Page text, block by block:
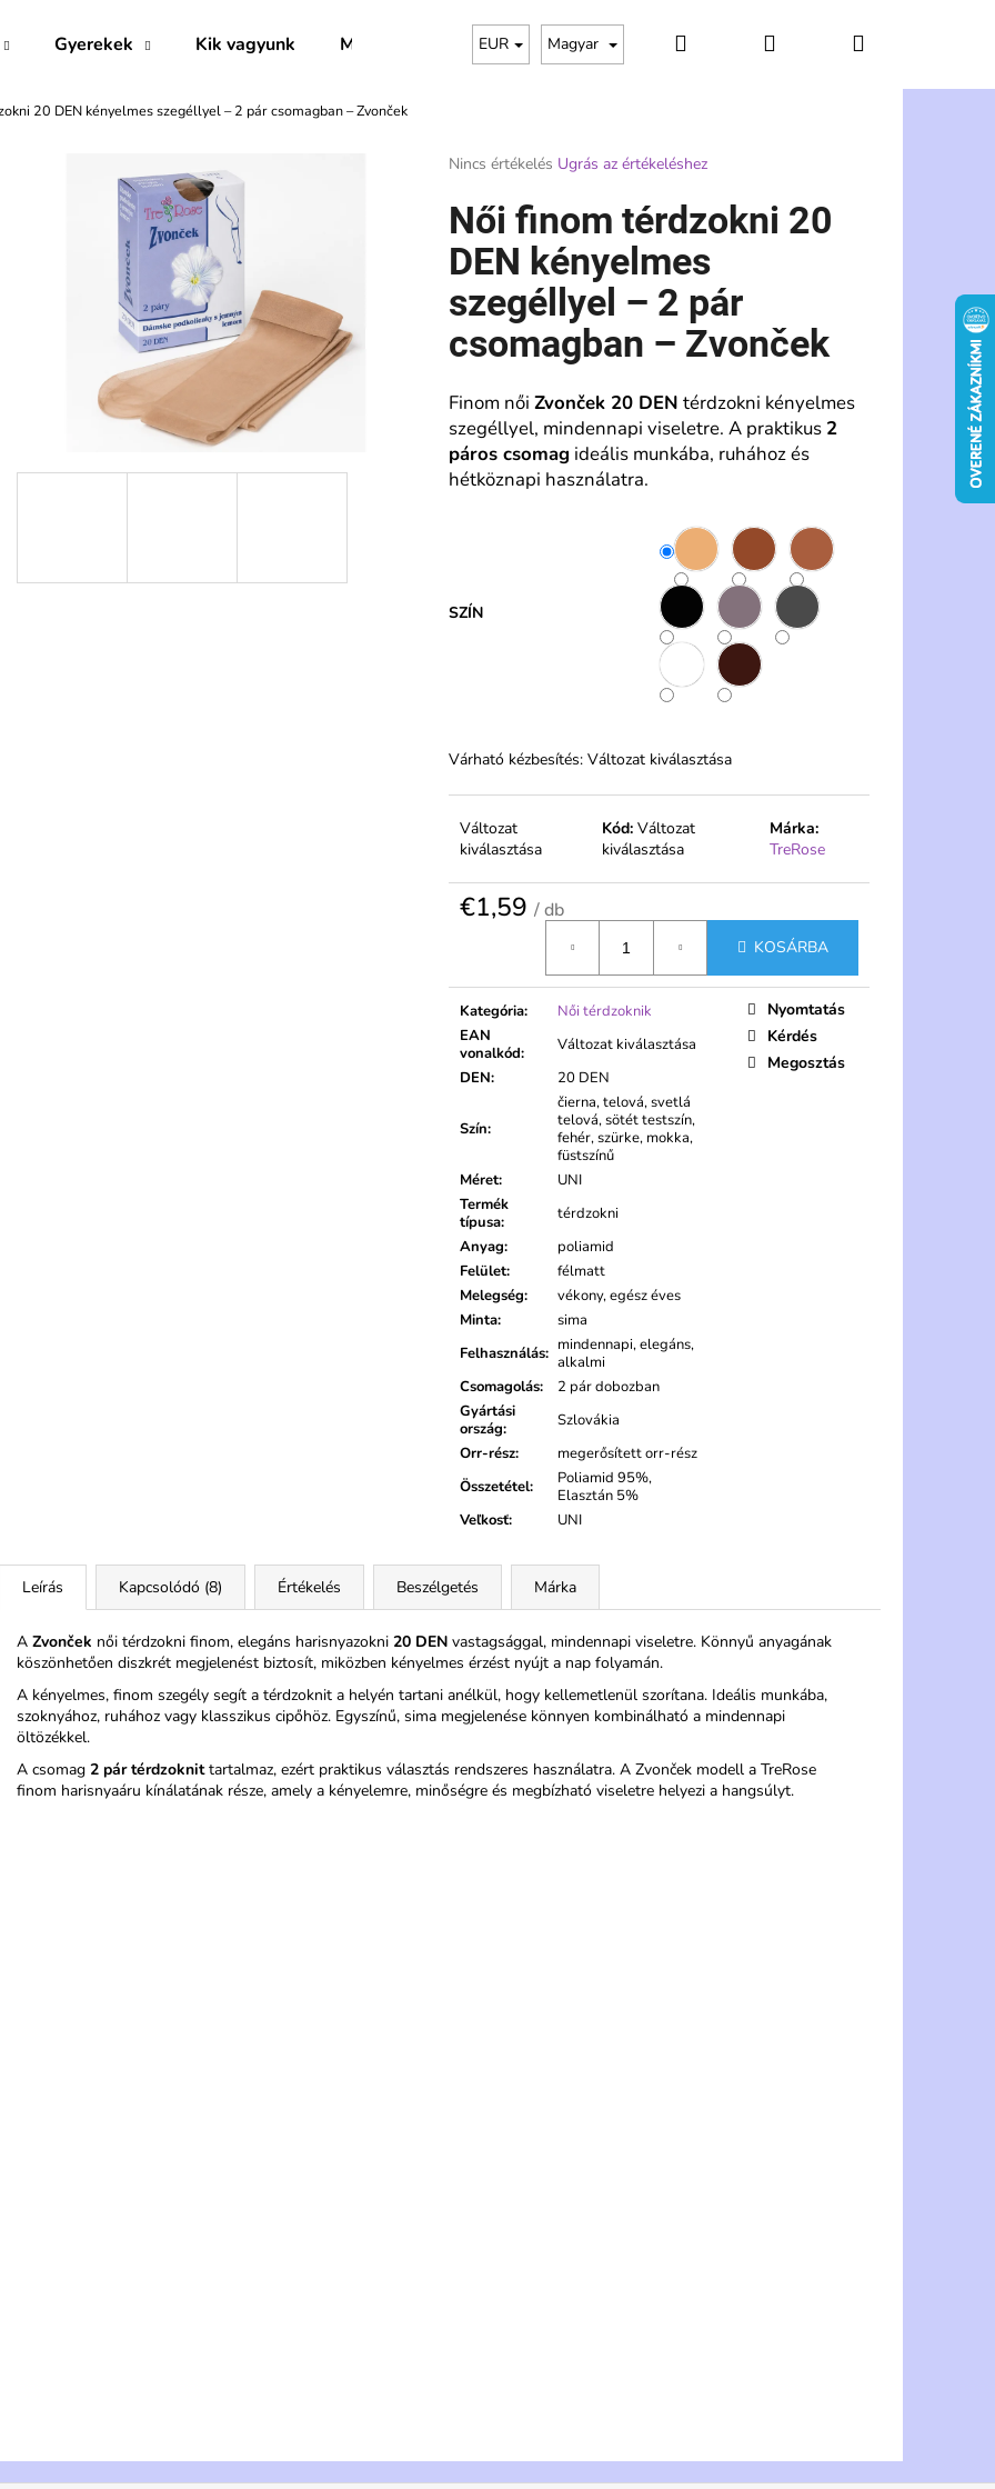
Gyerekek Kik vagyunk Márkák EUR Magyar Keresés Bejelentkezés
Kosár
20 DEN kényelmes szegéllyel – 2 pár csomagban – Zvonček
A
átlagos
értékelése
5-
ből
csillag.
Nincs értékelés Ugrás az értékeléshez
Női finom térdzokni 20
DEN kényelmes
szegéllyel – 2 pár
csomagban – Zvonček
Finom női Zvonček 20 DEN térdzokni kényelmes
szegéllyel, mindennapi viseletre. A praktikus 2
páros csomag ideális munkába, ruhához és
hétköznapi használatra.
SZÍN
Várható kézbesítés: Változat kiválasztása
Változat
kiválasztása
Kód: Változat
kiválasztása
Márka:
TreRose
€1,59 / db
KOSÁRBA
Kategória:
Női térdzoknik
EAN
vonalkód:
Változat kiválasztása
DEN: 20 DEN
Szín:
čierna, telová, svetlá
telová, sötét testszín,
fehér, szürke, mokka,
füstszínű
Méret:
UNI
Termék
típusa:
térdzokni
Anyag:
poliamid
Felület:
félmatt
Melegség:
vékony, egész éves
Minta:
sima
Felhasználás: mindennapi, elegáns,
alkalmi
Csomagolás:
2 pár dobozban
Gyártási
ország:
Szlovákia
Orr-rész:
megerősített orr-rész
Összetétel:
Poliamid 95%,
Elasztán 5%
Veľkosť: UNI
Nyomtatás
Kérdés
Megosztás
Leírás Kapcsolódó (8) Értékelés Beszélgetés Márka
A Zvonček női térdzokni finom, elegáns harisnyazokni 20 DEN vastagsággal, mindennapi viseletre. Könnyű anyagának
köszönhetően diszkrét megjelenést biztosít, miközben kényelmes érzést nyújt a nap folyamán.
A kényelmes, finom szegély segít a térdzoknit a helyén tartani anélkül, hogy kellemetlenül szorítana. Ideális munkába,
szoknyához, ruhához vagy klasszikus cipőhöz. Egyszínű, sima megjelenése könnyen kombinálható a mindennapi
öltözékkel.
A csomag 2 pár térdzoknittartalmaz, ezért praktikus választás rendszeres használatra. A Zvonček modell a TreRose
finom harisnyaáru kínálatának része, amely a kényelemre, minőségre és megbízható viseletre helyezi a hangsúlyt.
Mit keres?
Ajánljuk
Következő